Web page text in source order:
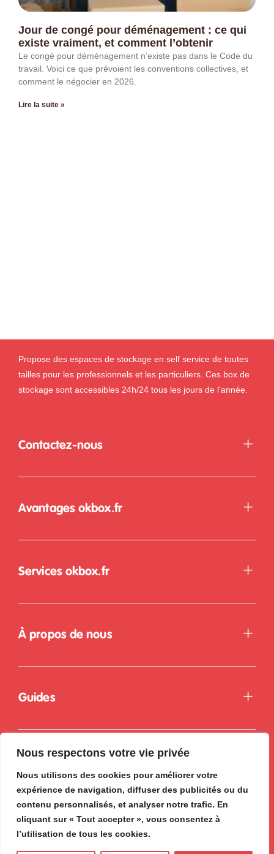
Nous respectons votre vie privée
Nous utilisons des cookies pour améliorer votre
expérience de navigation, diffuser des publicités ou du
contenu personnalisés, et analyser notre trafic. En
cliquant sur « Tout accepter », vous consentez à
l’utilisation de tous les cookies.
Jour de congé pour déménagement : ce qui
existe vraiment, et comment l’obtenir
Le congé pour déménagement n’existe pas dans le Code du
travail. Voici ce que prévoient les conventions collectives, et
comment le négocier en 2026.
Lire la suite »
Propose des espaces de stockage en self service de toutes
tailles pour les professionnels et les particuliers. Ces box de
stockage sont accessibles 24h/24 tous les jours de l'année.
Contactez-nous
Avantages okbox.fr
Services okbox.fr
À propos de nous
Guides